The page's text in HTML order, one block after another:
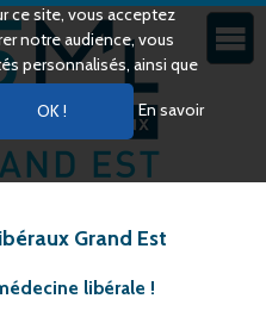
ce site, vous acceptez
notre audience, vous
personnalisés, ainsi que
En savoir
Grand Est
libérale !